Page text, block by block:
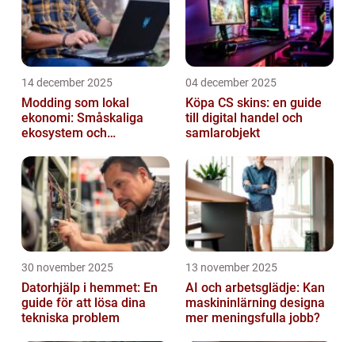
14 december 2025
Modding som lokal
ekonomi: Småskaliga
ekosystem och
04 december 2025
Köpa CS skins: en guide
till digital handel och
samlarobjekt
30 november 2025
Datorhjälp i hemmet: En
guide för att lösa dina
tekniska problem
13 november 2025
AI och arbetsglädje: Kan
maskininlärning designa
mer meningsfulla jobb?